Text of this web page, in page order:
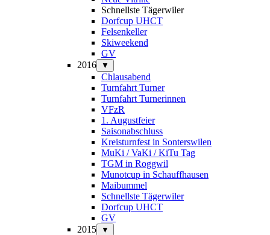
Schnellste Tägerwiler
Dorfcup UHCT
Felsenkeller
Skiweekend
GV
2016
▼
Chlausabend
Turnfahrt Turner
Turnfahrt Turnerinnen
VFzR
1. Augustfeier
Saisonabschluss
Kreisturnfest in Sonterswilen
MuKi / VaKi / KiTu Tag
TGM in Roggwil
Munotcup in Schauffhausen
Maibummel
Schnellste Tägerwiler
Dorfcup UHCT
GV
2015
▼